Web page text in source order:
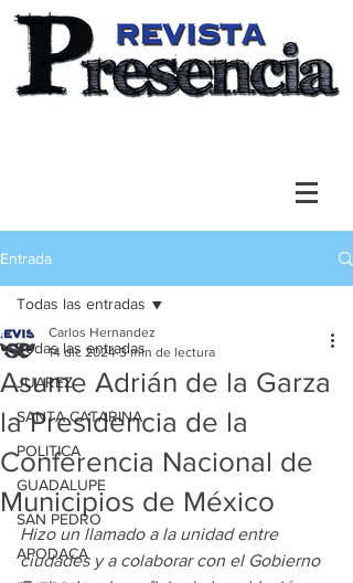
Entrada
Todas las entradas
JUAREZ
SANTA CATARINA
POLITICA
GUADALUPE
SAN PEDRO
APODACA
Todas las entradas
Asume Adrián de la Garza
la Presidencia de la
Conferencia Nacional de
Municipios de México
Carlos Hernandez
14 dic 2024 3 min de lectura
Hizo un llamado a la unidad entre
ciudades y a colaborar con el Gobierno